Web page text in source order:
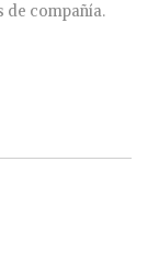
de compañía.